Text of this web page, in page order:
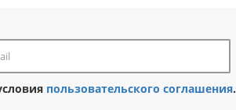
пользовательского соглашения.